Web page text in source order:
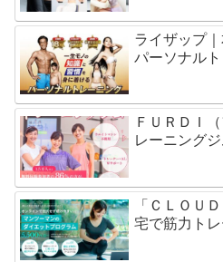
ライザップ
パーソナル
ＦＵＲＤＩ
レーニング
「ＣＬＯＵ
宅で筋力トレ